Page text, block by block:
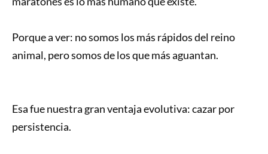
Porque a ver: no somos los más rápidos del reino
animal, pero somos de los que más aguantan.
Esa fue nuestra gran ventaja evolutiva: cazar por
persistencia.